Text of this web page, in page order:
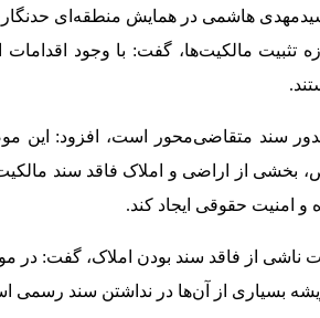
هاشمی در همایش منطقه‌ای
تثبیت مالکیت‌ها، گفت: با وجود
صدور سند متقاضی‌محور است، افزود:
بخشی از اراضی و املاک فاقد سند
امنیت حقوقی ایجاد کند.
ناشی از فاقد سند بودن املاک، گفت: در
بسیاری از آن‌ها در نداشتن سند رسمی